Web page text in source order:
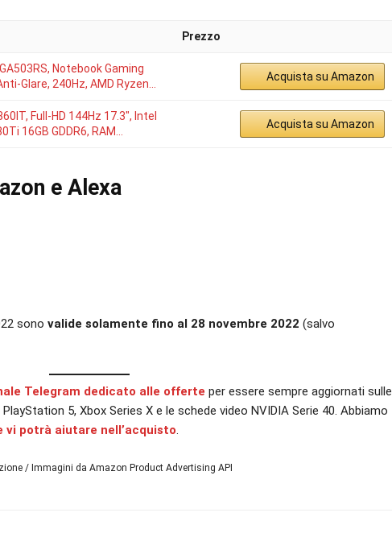
Prezzo
Notebook Gaming
Glare, 240Hz, AMD Ryzen…
Acquista su Amazon
Full-HD 144Hz 17.3″, Intel
16GB GDDR6, RAM…
Acquista su Amazon
e Alexa
sono valide solamente fino al 28 novembre 2022 (salvo
Telegram dedicato alle offerte per essere sempre aggiornati sulle
5, Xbox Series X e le schede video NVIDIA Serie 40. Abbiamo
vi potrà aiutare nell’acquisto
/ Immagini da Amazon Product Advertising API